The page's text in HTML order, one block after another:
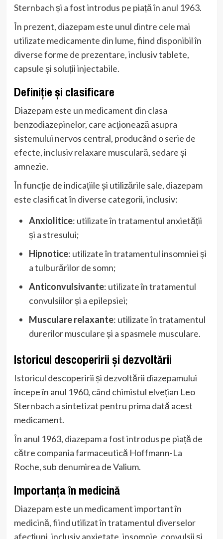
Sternbach și a fost introdus pe piață în anul 1963.
În prezent, diazepam este unul dintre cele mai
utilizate medicamente din lume, fiind disponibil în
diverse forme de prezentare, inclusiv tablete,
capsule și soluții injectabile.
Definiție și clasificare
Diazepam este un medicament din clasa
benzodiazepinelor, care acționează asupra
sistemului nervos central, producând o serie de
efecte, inclusiv relaxare musculară, sedare și
amnezie.
În funcție de indicațiile și utilizările sale, diazepam
este clasificat în diverse categorii, inclusiv:
Anxiolitice: utilizate în tratamentul anxietății
și a stresului;
Hipnotice: utilizate în tratamentul insomniei și
a tulburărilor de somn;
Anticonvulsivante: utilizate în tratamentul
convulsiilor și a epilepsiei;
Musculare relaxante: utilizate în tratamentul
durerilor musculare și a spasmele musculare.
Istoricul descoperirii și dezvoltării
Istoricul descoperirii și dezvoltării diazepamului
începe în anul 1960, când chimistul elvețian Leo
Sternbach a sintetizat pentru prima dată acest
medicament.
În anul 1963, diazepam a fost introdus pe piață de
către compania farmaceutică Hoffmann-La
Roche, sub denumirea de Valium.
Importanța în medicină
Diazepam este un medicament important în
medicină, fiind utilizat în tratamentul diverselor
afecțiuni, inclusiv anxietate, insomnie, convulsii și